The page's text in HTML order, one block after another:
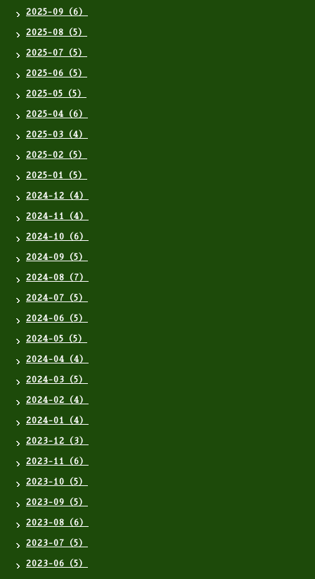
2025-09（6）
2025-08（5）
2025-07（5）
2025-06（5）
2025-05（5）
2025-04（6）
2025-03（4）
2025-02（5）
2025-01（5）
2024-12（4）
2024-11（4）
2024-10（6）
2024-09（5）
2024-08（7）
2024-07（5）
2024-06（5）
2024-05（5）
2024-04（4）
2024-03（5）
2024-02（4）
2024-01（4）
2023-12（3）
2023-11（6）
2023-10（5）
2023-09（5）
2023-08（6）
2023-07（5）
2023-06（5）